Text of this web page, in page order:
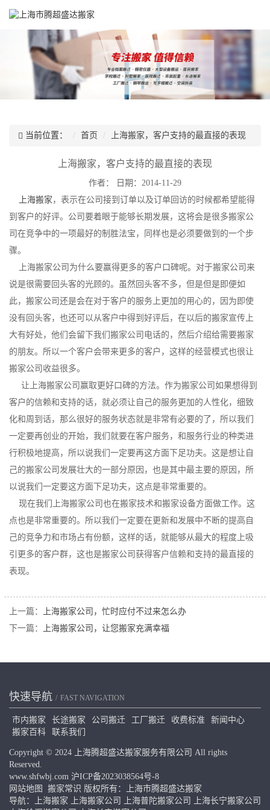
当前位置： 首页 上海搬家，客户支持的最直接的表现
上海搬家，客户支持的最直接的表现
作者：
日期：2014-11-29
上海搬家 ，表示在公司接到订单以及订单回访的时候都希望能得
到客户的好评。公司要着眼于能够长期发展，这将会是很多搬家公
司在竞争中的一项最好的制胜法宝，同样也是必须要做到的一个步
骤。
上海搬家公司为什么要赢得更多的客户口碑呢。对于搬家公司来
说是很需要回头客的光顾的。虽然回头客不多，但是但是即便如
此，搬家公司还是会在对于客户的服务上更加的用心的，因为即使
没有回头客，也还可以从客户中得到好评后，在以后的搬家宣传上
大有好处，他们会留下我们搬家公司电话的，然后介绍给需要搬家
的朋友。所以一个客户会带来更多的客户，这样的经营模式也很让
搬家公司收益很多。
让上海搬家公司赢取更好口碑的方法。作为搬家公司如果想得到
客户的信赖和支持的话，就必须让自己的服务更加的人性化，细致
化和周到话，那么很好的服务状态就是非常有必要的了，所以我们
一定要再创业的开始，我们就要在客户服务，和服务行业的种类进
行积极地提高，所以说我们一定要再这方面下足功夫。这是想让自
己的搬家公司发展壮大的一部分原因，也是其中最主要的原因，所
以说我们一定要这方面下足功夫，这点是非常重要的。
现在我们上海搬家公司也在搬家技术和搬家设备方面做工作。这
点也是非常重要的。所以我们一定要在更新和发展中不断的提高自
己的竞争力和市场占有份额，这样的话，就能够从最大的程度上吸
引更多的客户群，这也是搬家公司获得客户信赖和支持的最直接的
表现。
上一篇：
上海搬家公司，忙时应付不过来怎么办
下一篇：
上海搬家公司，让您搬家充满幸福
快速导航 FAST NAVIGATION
市内搬家 长途搬家 公司搬迁 工厂搬迁 收费标准
新闻中心
搬家百科
联系我们
Copyright © 2024 上海腾超盛达搬家服务有限公司 All rights
Reserved.
www.shfwbj.com 沪ICP备2023038564号-8
网站地图
搬家常识 版权所有：上海市腾超盛达搬家
导航：
上海搬家 上海搬家公司 上海普陀搬家公司
上海长宁搬家公司